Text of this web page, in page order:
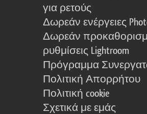
για ρετούς
Δωρεάν ενέργειες
Δωρεάν
ρυθμίσεις Lightroom
Πρόγραμμα
Πολιτική Απορρήτου
Πολιτική cookie
Σχετικά με εμάς